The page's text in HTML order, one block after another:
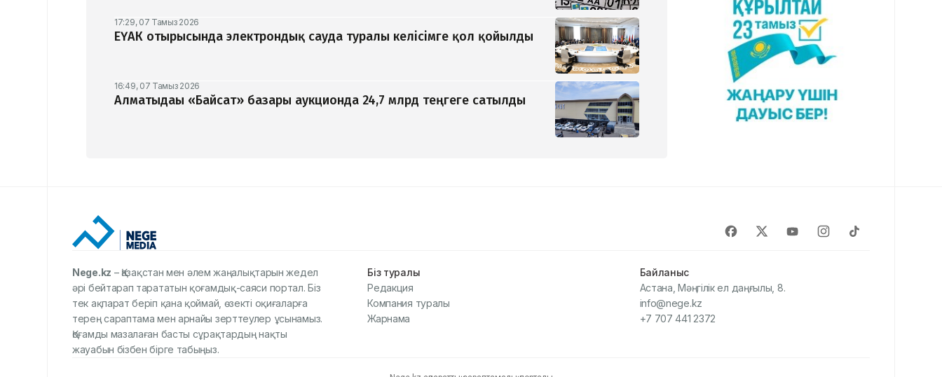
17:29, 07 Тамыз 2026
ЕҮАК отырысында электрондық сауда туралы келісімге қол қойылды
16:49, 07 Тамыз 2026
Алматыдағы «Байсат» базары аукционда 24,7 млрд теңгеге сатылды
Nege.kz – Қазақстан мен әлем жаңалықтарын жедел
әрі бейтарап тарататын қоғамдық-саяси портал. Біз
тек ақпарат беріп қана қоймай, өзекті оқиғаларға
терең сараптама мен арнайы зерттеулер ұсынамыз.
Қоғамды мазалаған басты сұрақтардың нақты
жауабын бізбен бірге табыңыз.
Біз туралы
Редакция
Компания туралы
Жарнама
Байланыс
Астана, Мәңгілік ел даңғылы, 8.
info@nege.kz
+7 707 441 2372